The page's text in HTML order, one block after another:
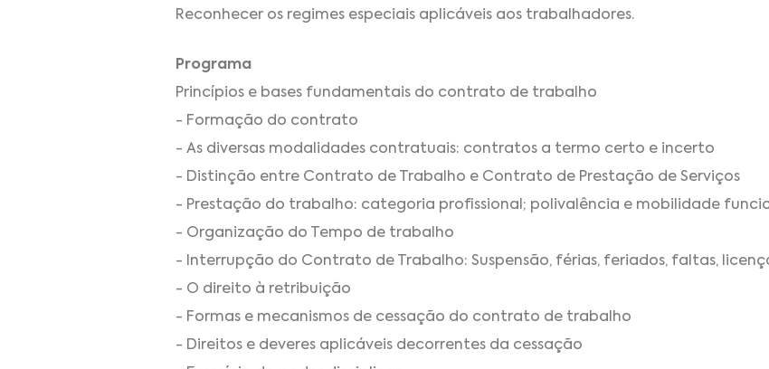
Reconhecer os regimes especiais aplicáveis aos trabalhadores.
Programa
Princípios e bases fundamentais do contrato de trabalho
- Formação do contrato
- As diversas modalidades contratuais: contratos a termo certo e incerto
- Distinção entre Contrato de Trabalho e Contrato de Prestação de Serviços
- Prestação do trabalho: categoria profissional; polivalência e mobilidade
- Organização do Tempo de trabalho
- Interrupção do Contrato de Trabalho: Suspensão, férias, feriados, faltas,
- O direito à retribuição
- Formas e mecanismos de cessação do contrato de trabalho
- Direitos e deveres aplicáveis decorrentes da cessação